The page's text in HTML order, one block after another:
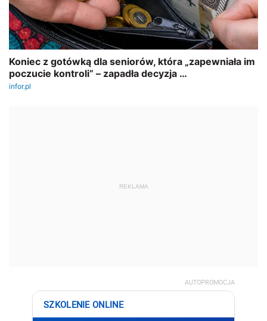
REKLAMA
AUTOPROMOCJA
SZKOLENIE ONLINE